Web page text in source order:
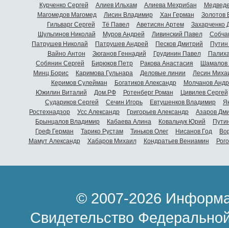
Курченко Сергей
Алиев Ильхам Алиева Мехрибан
Магомедов Магомед
Лисин Владимир Хан Герман
Золотов
Гильварг Сергей
Тё Павел Аветисян Артем
Захарченко
Шульгинов Николай
Муров Андрей Ливинский Павел
Патрушев Николай
Патрушев Андрей Песков Дмитрий
Вайно Антон
Зюганов Геннадий Грудинин Павел
Собянин Сергей
Бирюков Петр Ракова Анастасия
Шамалов
Минц Борис
Каримова Гульнара Деловые линии
Лесин
Керимов Сулейман
Богатиков Александр
Молчанов
Южилин Виталий
Дом.РФ Ротенберг Роман
Цивилев Сергей
Судариков Сергей
Сечин Игорь Евтушенков Владимир
Ростехнадзор
Усс Александр Григорьев Александр
Азаров
Брынцалов Владимир
Кабаева Алина Ковальчук Юрий
Греф Герман
Тарико Рустам Тиньков Олег Нисанов Год
Мамут Александр
Хабаров Михаил Кондратьев Вениамин
© 2007-2026
Свидетельство